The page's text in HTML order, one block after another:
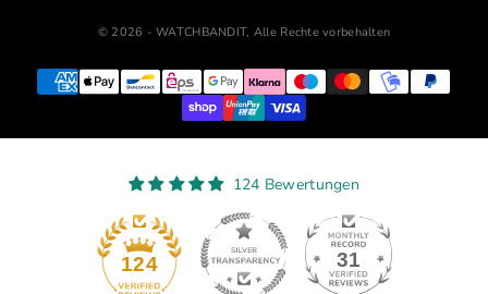
© 2026 - WATCHBANDIT, Alle Rechte vorbehalten
124 Bewertungen
124 31